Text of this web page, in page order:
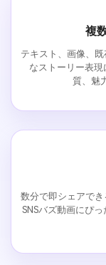
複
テキスト、画像、
なストーリー表
質、魅
数分で即シェアで
SNSバズ動画にぴ